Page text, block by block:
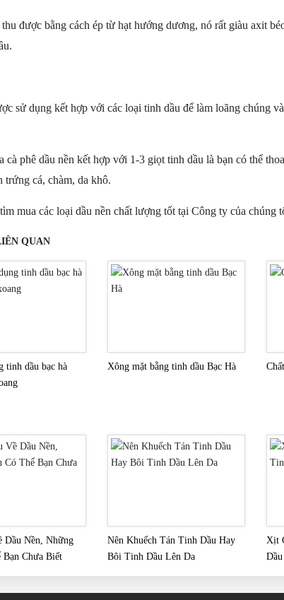
được bằng cách ép từ hạt hướng dương, nó rất giàu axit
sử dụng kết hợp với các loại tinh dầu để làm loãng chúng
cà phê dầu nền kết hợp với 1-3 giọt tinh dầu là bạn có thể
trứng cá, chàm, da khô.
mua các loại dầu nền chất lượng tốt tại Công ty của chúng
QUAN
tinh dầu bạc hà
Xông mặt bằng tinh dầu Bạc Hà
Dầu Nền, Những
Chưa Biết
Nên Khuếch Tán Tinh Dầu Hay
Bôi Tinh Dầu Lên Da
Xịt